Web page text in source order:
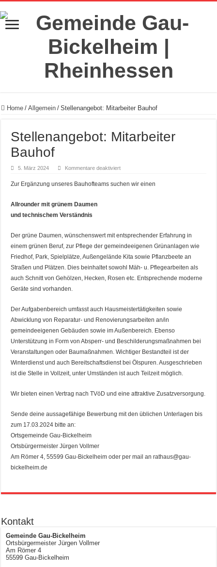
Home / Allgemein / Stellenangebot: Mitarbeiter Bauhof
Stellenangebot: Mitarbeiter
Bauhof
5. März 2024 Kommentare deaktiviertfür
Bauhof
Zur Ergänzung unseres Bauhofteams suchen wir einen
Allrounder mit grünem Daumen
und technischem Verständnis
Der grüne Daumen, wünschenswert mit entsprechender Erfahrung in
einem grünen Beruf, zur Pflege der gemeindeeigenen Grünanlagen wie
Friedhof, Park, Spielplätze, Außengelände Kita sowie Pflanzbeete an
Straßen und Plätzen. Dies beinhaltet sowohl Mäh- u. Pflegearbeiten als
auch Schnitt von Gehölzen, Hecken, Rosen etc. Entsprechende moderne
Geräte sind vorhanden.
Der Aufgabenbereich umfasst auch Hausmeistertätigkeiten sowie
Abwicklung von Reparatur- und Renovierungsarbeiten an/in
gemeindeeigenen Gebäuden sowie im Außenbereich. Ebenso
Unterstützung in Form von Absperr- und Beschilderungsmaßnahmen bei
Veranstaltungen oder Baumaßnahmen. Wichtiger Bestandteil ist der
Winterdienst und auch Bereitschaftsdienst bei Ölspuren. Ausgeschrieben
ist die Stelle in Vollzeit, unter Umständen ist auch Teilzeit möglich.
Wir bieten einen Vertrag nach TVöD und eine attraktive Zusatzversorgung.
Sende deine aussagefähige Bewerbung mit den üblichen Unterlagen bis
zum 17.03.2024 bitte an:
Ortsgemeinde Gau-Bickelheim
Ortsbürgermeister Jürgen Vollmer
Am Römer 4, 55599 Gau-Bickelheim oder per mail an rathaus@gau-
bickelheim.de
Kontakt
Gemeinde Gau-Bickelheim
Ortsbürgermeister Jürgen Vollmer
Am Römer 4
55599 Gau-Bickelheim